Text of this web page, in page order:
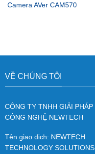
Camera AVer CAM570
VỀ CHÚNG TÔI
CÔNG TY TNHH GIẢI PHÁP
CÔNG NGHỆ NEWTECH
Tên giao dịch: NEWTECH
TECHNOLOGY SOLUTIONS